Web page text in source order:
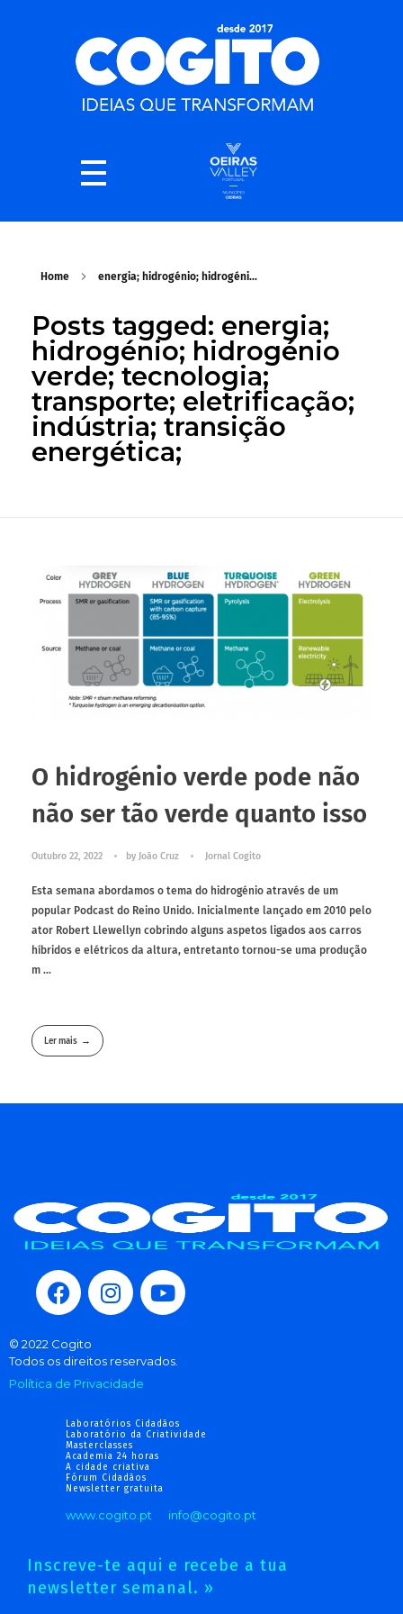
Home energia; hidrogénio; hidrogéni...
Posts tagged: energia;
hidrogénio; hidrogénio
verde; tecnologia;
transporte; eletrificação;
indústria; transição
energética;
O hidrogénio verde pode não
não ser tão verde quanto isso
Outubro 22, 2022 by João Cruz Jornal Cogito
Esta semana abordamos o tema do hidrogénio através de um
popular Podcast do Reino Unido. Inicialmente lançado em 2010 pelo
ator Robert Llewellyn cobrindo alguns aspetos ligados aos carros
híbridos e elétricos da altura, entretanto tornou-se uma produção
m ...
Ler mais
© 2022 Cogito
Todos os direitos reservados.
Política de Privacidade
Laboratórios Cidadãos
Laboratório da Criatividade
Masterclasses
Academia 24 horas
A cidade criativa
Fórum Cidadãos
Newsletter gratuita
www.cogito.pt info@cogito.pt
Inscreve-te aqui e recebe a tua
newsletter semanal. »